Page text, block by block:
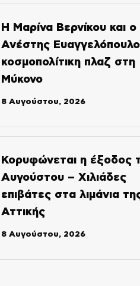
H Μαρίνα Βερνίκου και ο
Ανέστης
κοσμοπολίτικη πλαζ στη
Μύκονο
8 Αυγούστου, 2026
Κορυφώνεται η έξοδος
Αυγούστου – Χιλιάδες
επιβάτες στα λιμάνια
Αττικής
8 Αυγούστου, 2026